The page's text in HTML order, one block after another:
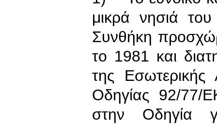
μικρά νησιά
Συνθήκη
το 1981 και
της
Οδηγίας 92/77/
στην Οδηγία